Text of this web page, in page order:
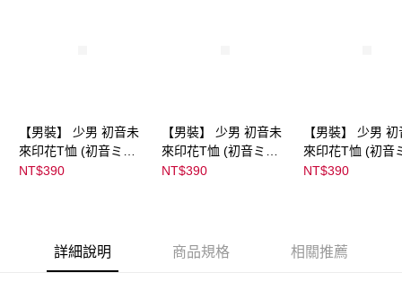
【男裝】 少男 初音未
來印花T恤 (初音ミク)
｜
NT$390
【男裝】 少男 初音未
來印花T恤 (初音ミク)
｜
NT$390
【男裝】 少男
來印花T恤 (初音
｜
NT$390
詳細說明 商品規格 相關推薦